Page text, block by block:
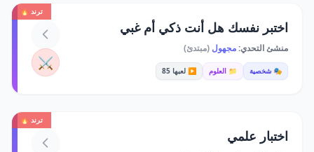
ترند 🔥
اختبر نفسك هل أنت ذكي أم غبي
منشئ التحدي:مجهول (مبتدئ)
🎭 شخصية 📁 العلوم ▶️ لعبها 85 ⚔️
ترند 🔥
اختبار علمي